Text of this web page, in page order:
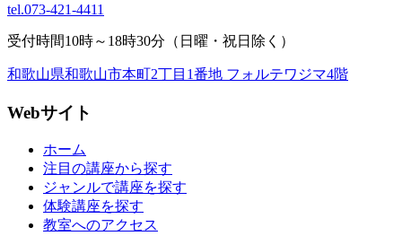
tel.073-421-4411
受付時間10時～18時30分（日曜・祝日除く）
和歌山県和歌山市本町2丁目1番地 フォルテワジマ4階
Webサイト
ホーム
注目の講座から探す
ジャンルで講座を探す
体験講座を探す
教室へのアクセス